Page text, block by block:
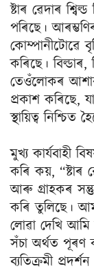
ষ্টাৰ ৱেদাৰ
পৰিছে।
কোম্পানীটোৱে
কৰিছে।
তেওঁলোকৰ
প্ৰকাশ কৰিছে,
স্থায়িত্ব নিশ্চিত
মুখ্য কাৰ্যবাহী
কৰি কয়, “ষ্টাৰ
আৰু গ্ৰাহকৰ
কৰি তুলিছে।
লোৱা দেখি আমি
সঁচা অৰ্থত পূৰণ
ব্যতিক্ৰমী